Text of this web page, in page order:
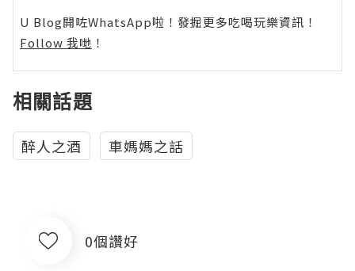
U Blog開咗WhatsApp啦！發掘更多吃喝玩樂資訊！
Follow 我哋 ！
相關話題
醉人之酒 車媽媽之話
0個讚好